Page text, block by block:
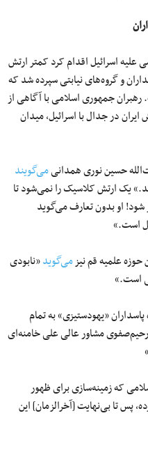
اسرائیل اقدام کرد کمتر ارتش
و گروه‌های نیابتی سپرده شد که
جمهوری اسلامی با آگاهی از
در جدال با اسرائیل، میدان
حسین نوری همدانیمی‌گویند
یک ارتش کلاسیک را نمی‌شود تا
او بدون تعارف می‌گوید
است.»
علمیه قم نیزمی‌گوید«نابودی
است.»
«یهودستیزی» به تمام
مشاور عالی علی خامنه‌ای
که زمینه‌سازی برای ظهور
پس تا بی‌نهایت [آخرالزمان] این